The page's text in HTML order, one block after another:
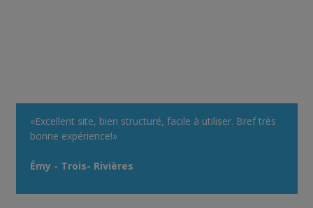
«Excellent site, bien structuré, facile à utiliser. Bref très
bonne expérience!»
Émy - Trois- Rivières